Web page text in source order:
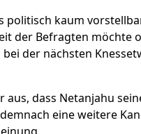
politisch kaum
der Befragten möchte
der nächsten
dass Netanjahu
eine weitere